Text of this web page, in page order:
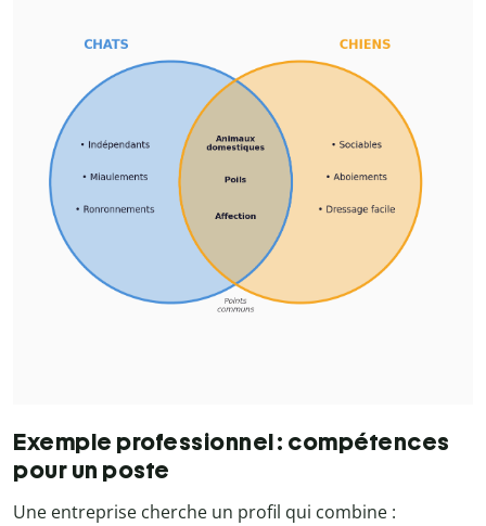
Exemple professionnel : compétences
pour un poste
Une entreprise cherche un profil qui combine :